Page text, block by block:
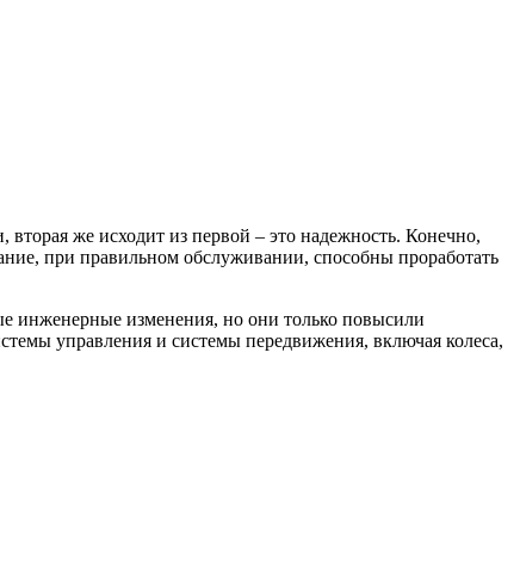
вторая же исходит из первой – это надежность. Конечно,
при правильном обслуживании, способны проработать
инженерные изменения, но они только повысили
управления и системы передвижения, включая колеса,